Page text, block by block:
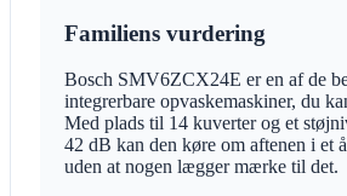
Familiens vurdering
Bosch SMV6ZCX24E er en af de
integrerbare opvaskemaskiner, du
Med plads til 14 kuverter og et
42 dB kan den køre om aftenen i et
uden at nogen lægger mærke til det.